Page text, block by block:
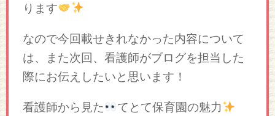
ります
なので今回載せきれなかった内容について
は、また次回、看護師がブログを担当した
際にお伝えしたいと思います！
看護師から見た
てとて保育園の魅力